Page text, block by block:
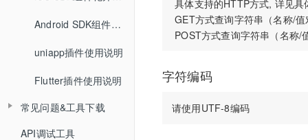
查询账号背景图列表
增加账号背景图片
删除账号背景图片
Web SDK音视频API文档
Web排麦组件化
Web聊天组件化
Web文档组件化
Web媒体组件化
Android SDK组件化开发指南
uniapp插件使用说明
Flutter插件使用说明
常见问题&工具下载
常见问题
API调试工具
具体支持的HTTP方式, 详见具
GET方式查询字符串（名称/
字符编码